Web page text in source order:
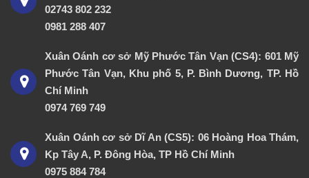
02743 802 232
0981 288 407
Xuân Oánh cơ sở Mỹ Phước Tân Vạn (CS4): 601 Mỹ
Phước Tân Vạn, Khu phố 5, P. Bình Dương, TP. Hồ
Chí Minh
0974 769 749
Xuân Oánh cơ sở Dĩ An (CS5): 06 Hoàng Hoa Thám,
Kp Tây A, P. Đông Hòa, TP Hồ Chí Minh
0975 884 784